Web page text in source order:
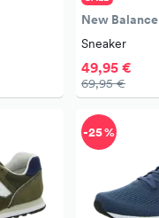
New Balance
Sneaker
49,95 €
69,95 €
-25 %